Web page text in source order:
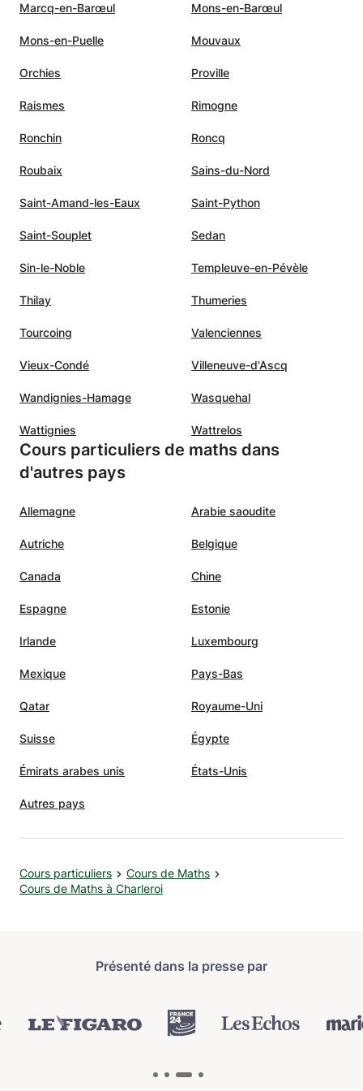
Marcq-en-Barœul Mons-en-Barœul
Mons-en-Puelle Mouvaux
Orchies Proville
Raismes Rimogne
Ronchin Roncq
Roubaix Sains-du-Nord
Saint-Amand-les-Eaux Saint-Python
Saint-Souplet Sedan
Sin-le-Noble Templeuve-en-Pévèle
Thilay Thumeries
Tourcoing Valenciennes
Vieux-Condé Villeneuve-d'Ascq
Wandignies-Hamage Wasquehal
Wattignies Wattrelos
Cours particuliers de maths dans
d'autres pays
Allemagne Arabie saoudite
Autriche Belgique
Canada Chine
Espagne Estonie
Irlande Luxembourg
Mexique Pays-Bas
Qatar Royaume-Uni
Suisse Égypte
Émirats arabes unis États-Unis
Autres pays
Cours particuliers
Cours de Maths
Cours de Maths à Charleroi
Présenté dans la presse par